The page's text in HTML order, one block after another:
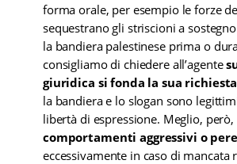
forma orale, per esempio le forze
sequestrano gli striscioni a
la bandiera palestinese prima o
consigliamo di chiedere all’agente
giuridica si fonda la sua richiesta
la bandiera e lo slogan sono
libertà di espressione. Meglio, però,
comportamenti aggressivi o
eccessivamente in caso di mancata